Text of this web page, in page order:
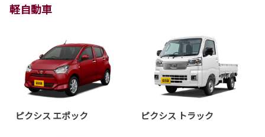
軽自動車
ピクシス エポック ピクシス トラック